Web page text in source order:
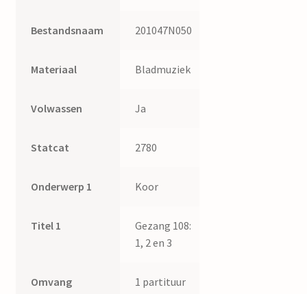
Bestandsnaam 201047N050
Materiaal Bladmuziek
Volwassen Ja
Statcat 2780
Onderwerp 1 Koor
Titel 1
Gezang 108:
1, 2 en 3
Omvang
1 partituur